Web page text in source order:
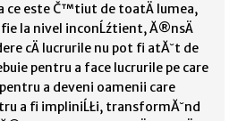
ce este Č™tiut de toatÄ lumea,
la nivel inconĹźtient, Ă®nsÄ
cÄ lucrurile nu pot fi atĂ˘t de
pentru a face lucrurile pe care
pentru a deveni oamenii care
a fi impliniĹŁi, transformĂ˘nd